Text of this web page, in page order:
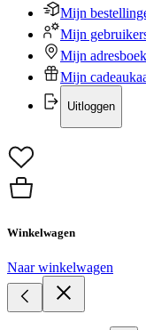
Mijn
Mijn
Mijn adresboek
Mijn
Uitloggen
Winkelwagen
Naar winkelwagen